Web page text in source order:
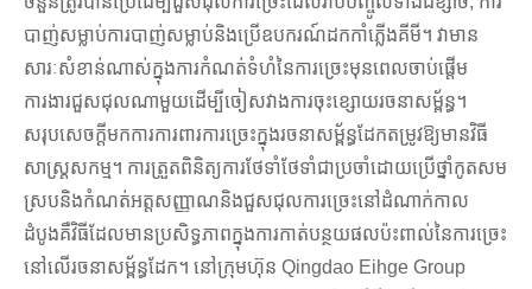
បាញ់សម្លាប់ការបាញ់សម្លាប់និងប្រើឧបករណ៍ដកកាំភ្លើងគីមី។ វាមាន
សារៈសំខាន់ណាស់ក្នុងការកំណត់ទំហំនៃការច្រេះមុនពេលចាប់ផ្តើម
ការងារជួសជុលណាមួយដើម្បីចៀសវាងការចុះខ្សោយរចនាសម្ព័ន្ធ។
សរុបសេចក្ដីមកការការពារការច្រេះក្នុងរចនាសម្ព័ន្ធដែកតម្រូវឱ្យមានវិធី
សាស្រ្តសកម្ម។ ការត្រួតពិនិត្យការថែទាំថែទាំជាប្រចាំដោយប្រើថ្នាំកូតសម
ស្របនិងកំណត់អត្តសញ្ញាណនិងជួសជុលការច្រេះនៅដំណាក់កាល
ដំបូងគឺវិធីដែលមានប្រសិទ្ធភាពក្នុងការកាត់បន្ថយផលប៉ះពាល់នៃការច្រេះ
នៅលើរចនាសម្ព័ន្ធដែក។ នៅក្រុមហ៊ុន Qingdao Eihge Group